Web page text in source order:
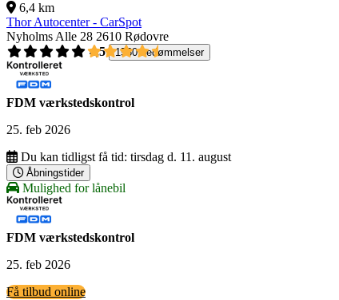
6,4 km
Thor Autocenter - CarSpot
Nyholms Alle 28 2610 Rødovre
4,5
1560 bedømmelser
FDM værkstedskontrol
25. feb 2026
Du kan tidligst få tid: tirsdag d. 11. august
Åbningstider
Mulighed for lånebil
FDM værkstedskontrol
25. feb 2026
Få tilbud online